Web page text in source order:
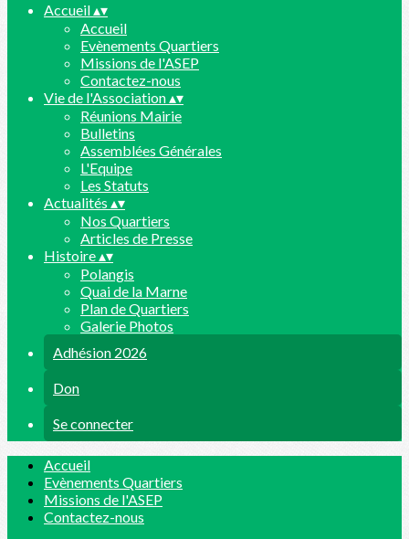
Accueil▴▾
Accueil
Evènements Quartiers
Missions de l'ASEP
Contactez-nous
Vie de l'Association▴▾
Réunions Mairie
Bulletins
Assemblées Générales
L'Equipe
Les Statuts
Actualités ▴▾
Nos Quartiers
Articles de Presse
Histoire▴▾
Polangis
Quai de la Marne
Plan de Quartiers
Galerie Photos
Adhésion 2026
Don
Se connecter
Accueil
Evènements Quartiers
Missions de l'ASEP
Contactez-nous